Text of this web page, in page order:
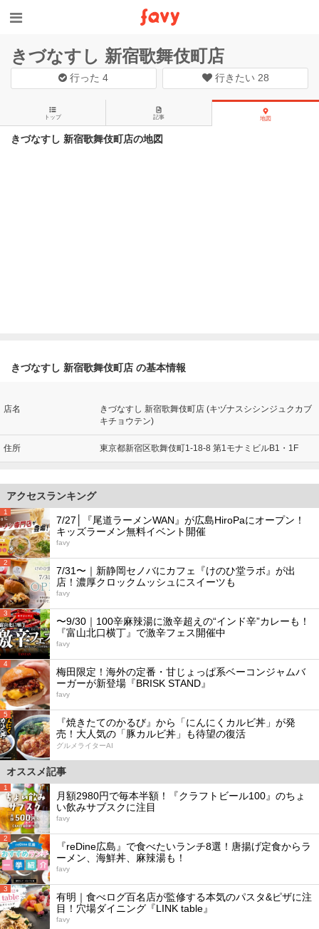
きづなすし 新宿歌舞伎町店
行った4 行きたい 28
トップ 記事 地図
きづなすし 新宿歌舞伎町店の地図
きづなすし 新宿歌舞伎町店 の基本情報
店名
きづなすし 新宿歌舞伎町店 (キヅナスシシンジュクカブ
キチョウテン)
住所 東京都新宿区歌舞伎町1-18-8 第1モナミビルB1・1F
アクセスランキング
1
7/27│『尾道ラーメンWAN』が広島HiroPaにオープン！
キッズラーメン無料イベント開催
favy
2
7/31〜｜新静岡セノバにカフェ『けのひ堂ラボ』が出
店！濃厚クロックムッシュにスイーツも
favy
3
〜9/30｜100辛麻辣湯に激辛超えの“インド辛”カレーも！
『富山北口横丁』で激辛フェス開催中
favy
4
梅田限定！海外の定番・甘じょっぱ系ベーコンジャムバ
ーガーが新登場『BRISK STAND』
favy
5
『焼きたてのかるび』から「にんにくカルビ丼」が発
売！大人気の「豚カルビ丼」も待望の復活
グルメライターAI
オススメ記事
1
月額2980円で毎本半額！『クラフトビール100』のちょ
い飲みサブスクに注目
favy
2
『reDine広島』で食べたいランチ8選！唐揚げ定食からラ
ーメン、海鮮丼、麻辣湯も！
favy
3
有明｜食べログ百名店が監修する本気のパスタ&ピザに注
目！穴場ダイニング『LINK table』
favy